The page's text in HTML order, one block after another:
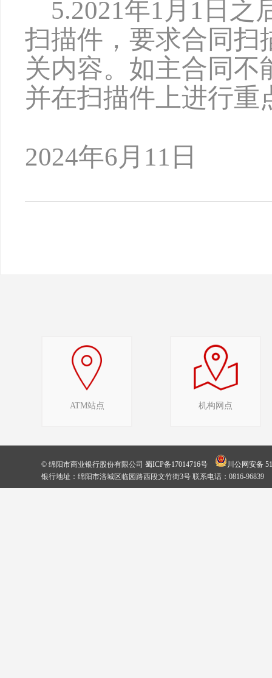
5.2021年1月1日
扫描件，要求合同扫
关内容。如主合同
并在扫描件上进行重
2024年6月11日
ATM站点 机构网点
© 绵阳市商业银行股份有限公司 蜀ICP备17014716号
川公网安备
银行地址：绵阳市涪城区临园路西段文竹街3号 联系电话：0816-96839